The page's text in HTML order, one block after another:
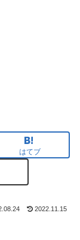
はてブ
2022.11.15